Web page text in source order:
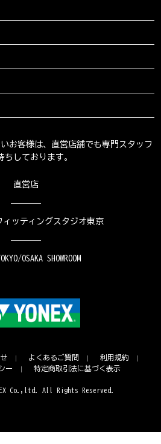
お客様は、直営店舗でも専門スタッフ
ちしております。
直営店
ッティングスタジオ東京
OSAKA SHOWROOM
よくあるご質問
利用規約
ー
特定商取引法に基づく表示
Co.,ltd. All Rights Reserved.